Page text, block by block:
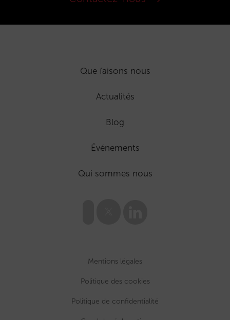
Que faisons nous
Actualités
Blog
Événements
Qui sommes nous
Mentions légales
Politique des cookies
Politique de confidentialité